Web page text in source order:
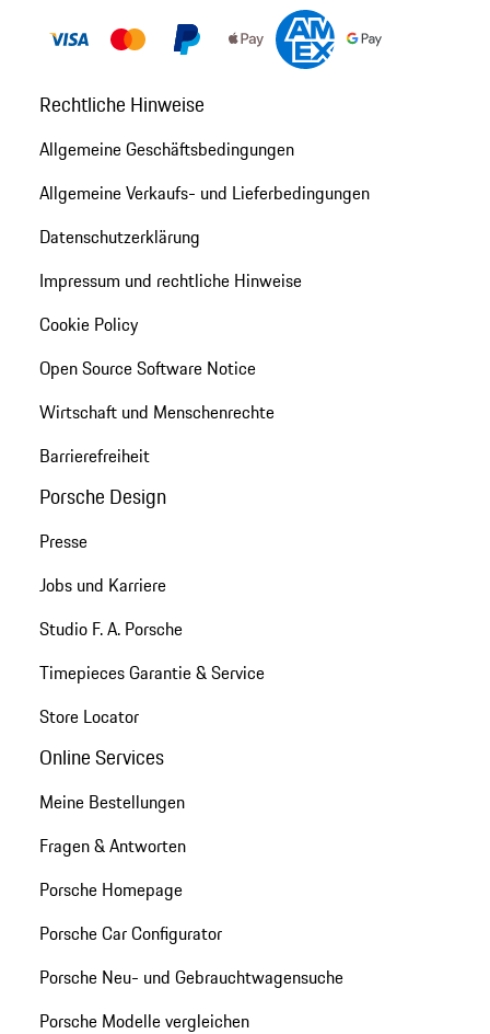
Rechtliche Hinweise
Allgemeine Geschäftsbedingungen
Allgemeine Verkaufs- und Lieferbedingungen
Datenschutzerklärung
Impressum und rechtliche Hinweise
Cookie Policy
Open Source Software Notice
Wirtschaft und Menschenrechte
Barrierefreiheit
Porsche Design
Presse
Jobs und Karriere
Studio F. A. Porsche
Timepieces Garantie & Service
Store Locator
Online Services
Meine Bestellungen
Fragen & Antworten
Porsche Homepage
Porsche Car Configurator
Porsche Neu- und Gebrauchtwagensuche
Porsche Modelle vergleichen